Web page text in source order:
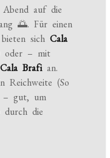
auf die
🌅. Für einen
bieten sichCala
oder – mit
Cala Brafian.
(So
– gut, um
durch die